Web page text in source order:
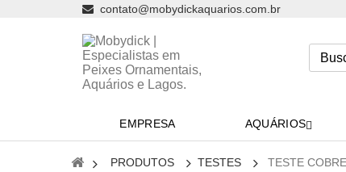
contato@mobydickaquarios.com.br
EMPRESA AQUÁRIOS
PRODUTOS TESTES TESTE